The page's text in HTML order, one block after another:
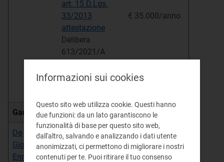
art. 15 D.Lgs.
33/2013
attestazione
Delibera
613/2021/A
Delibera
514/2024/A
€ 35.000/anno
Garante Codice etico
De
Giovanni
Enrico
Incarico
di Garante del
Codice etico e di
2 anni a
decorrere dal
01/07/26
Informazioni sui cookies
Questo sito web utilizza cookie. Questi hanno
due funzioni: da un lato garantiscono le
funzionalità di base per questo sito web,
dall'altro, salvando e analizzando i dati utente
anonimizzati, ci permettono di migliorare i nostri
contenuti per te. Puoi ritirare il tuo consenso